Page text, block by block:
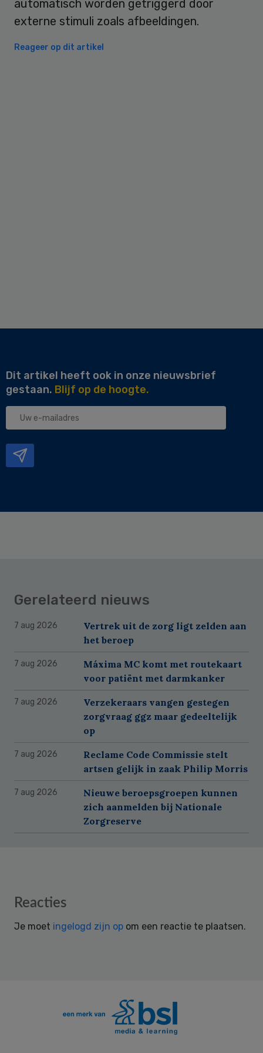
automatisch worden getriggerd door
externe stimuli zoals afbeeldingen.
Reageer op dit artikel
Dit artikel heeft ook in onze nieuwsbrief
gestaan. Blijf op de hoogte.
Uw
Gerelateerd nieuws
7 aug 2026
Vertrek uit de zorg ligt zelden aan
het beroep
7 aug 2026
Máxima MC komt met routekaart
voor patiënt met darmkanker
7 aug 2026
Verzekeraars vangen gestegen
zorgvraag ggz maar gedeeltelijk
op
7 aug 2026
Reclame Code Commissie stelt
artsen gelijk in zaak Philip Morris
7 aug 2026
Nieuwe beroepsgroepen kunnen
zich aanmelden bij Nationale
Zorgreserve
Reader
Reacties
Je moet ingelogd zijn op om een reactie te plaatsen.